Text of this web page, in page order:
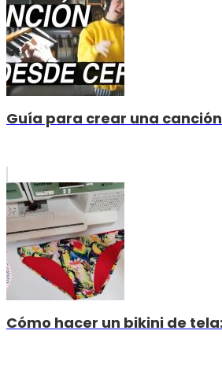
Guía para crear una
Cómo hacer un bikini de